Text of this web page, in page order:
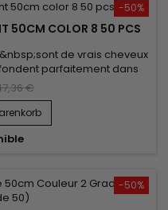
-50%
50CM COLOR 8 50 PCS
de vrais cheveux
parfaitement dans
son volume ou sa
doux, ils sont 100% rémy
souple et donne un look
€
-50%